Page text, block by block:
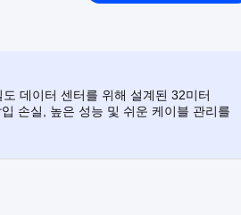
데이터 센터를 위해 설계된 32미터
손실, 높은 성능 및 쉬운 케이블 관리를